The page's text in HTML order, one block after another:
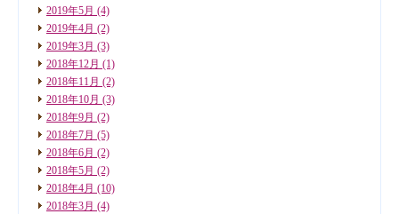
2019年5月 (4)
2019年4月 (2)
2019年3月 (3)
2018年12月 (1)
2018年11月 (2)
2018年10月 (3)
2018年9月 (2)
2018年7月 (5)
2018年6月 (2)
2018年5月 (2)
2018年4月 (10)
2018年3月 (4)